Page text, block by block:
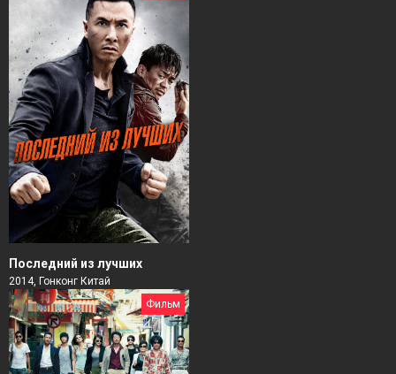
Последний из лучших
2014, Гонконг Китай
Фильм